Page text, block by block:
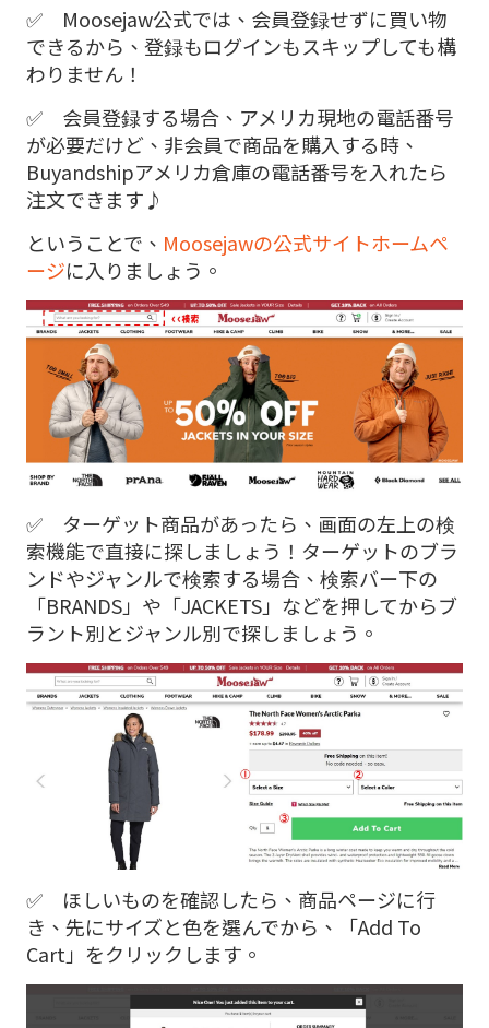
✅ Moosejaw公式では、会員登録せずに買い物
できるから、登録もログインもスキップしても構
わりません！
✅ 会員登録する場合、アメリカ現地の電話番号
が必要だけど、非会員で商品を購入する時、
Buyandshipアメリカ倉庫の電話番号を入れたら
注文できます♪
ということで、 Moosejawの公式サイトホームペ
ージに入りましょう。
✅ ターゲット商品があったら、画面の左上の検
索機能で直接に探しましょう！ターゲットのブラ
ンドやジャンルで検索する場合、検索バー下の
「BRANDS」や「JACKETS」などを押してからブ
ラント別とジャンル別で探しましょう。
✅ ほしいものを確認したら、商品ページに行
き、先にサイズと色を選んでから、「Add To
Cart」をクリックします。